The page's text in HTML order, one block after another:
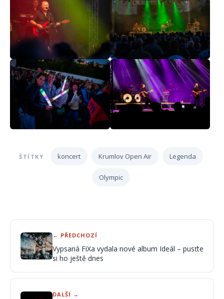
ŠTÍTKY koncert Krumlov Open Air Legenda
Olympic
← PŘEDCHOZÍ
Vypsaná FiXa vydala nové album Ideál – pusťte
si ho ještě dnes
DALŠÍ →